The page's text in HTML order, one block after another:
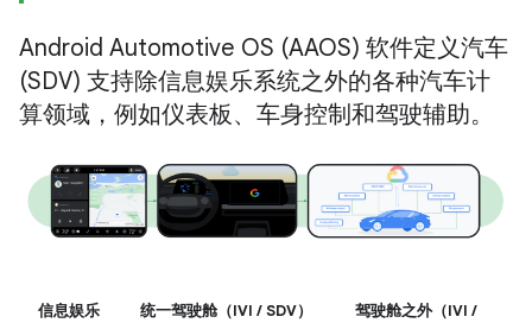
Android Automotive OS (AAOS) 软件定义汽车
(SDV) 支持除信息娱乐系统之外的各种汽车计
算领域，例如仪表板、车身控制和驾驶辅助。
信息娱乐
统一驾驶舱（IVI / SDV）
驾驶舱之外（IVI /